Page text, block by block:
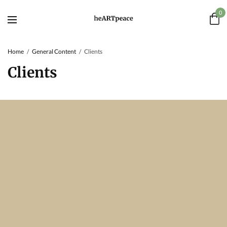
0
Home General Content Clients
Clients